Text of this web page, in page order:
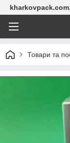
Товари та